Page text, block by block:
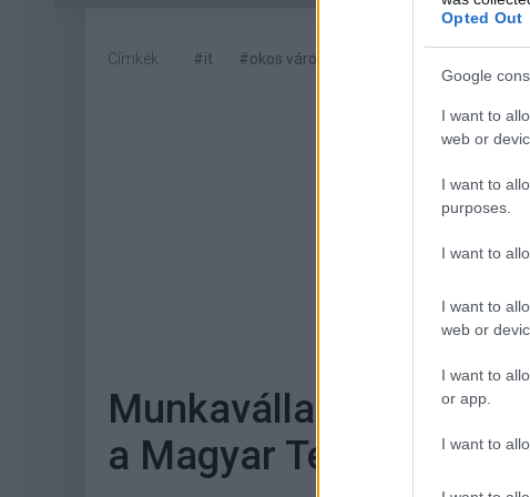
Opted Out
Google
I want to
web or
I want to
purposes.
I want to
I want to
web or
I want to
or app.
I want to
Címkék: #it #okos városok
Munkavállalói
a Magyar Telekom